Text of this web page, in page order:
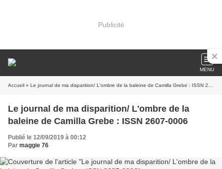
Publicité
MENU
Accueil » Le journal de ma disparition/ L'ombre de la baleine de Camilla Grebe : ISSN 2607-0006
Le journal de ma disparition/ L'ombre de la
baleine de Camilla Grebe : ISSN 2607-0006
Publié le 12/09/2019 à 00:12
Par maggie 76